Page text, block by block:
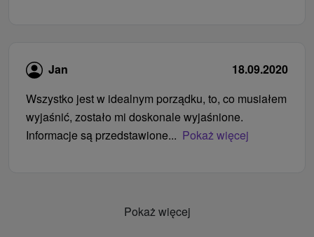
Jan
18.09.2020
Wszystko jest w idealnym porządku, to, co musiałem
wyjaśnić, zostało mi doskonale wyjaśnione.
Informacje są przedstawione... Pokaż więcej
Pokaż więcej